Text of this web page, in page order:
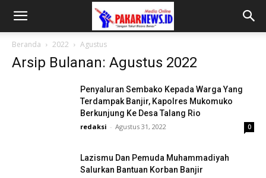
Beranda 2022 Agustus
Arsip Bulanan: Agustus 2022
Penyaluran Sembako Kepada Warga Yang
Terdampak Banjir, Kapolres Mukomuko
Berkunjung Ke Desa Talang Rio
redaksi - Agustus 31, 2022 0
Lazismu Dan Pemuda Muhammadiyah
Salurkan Bantuan Korban Banjir